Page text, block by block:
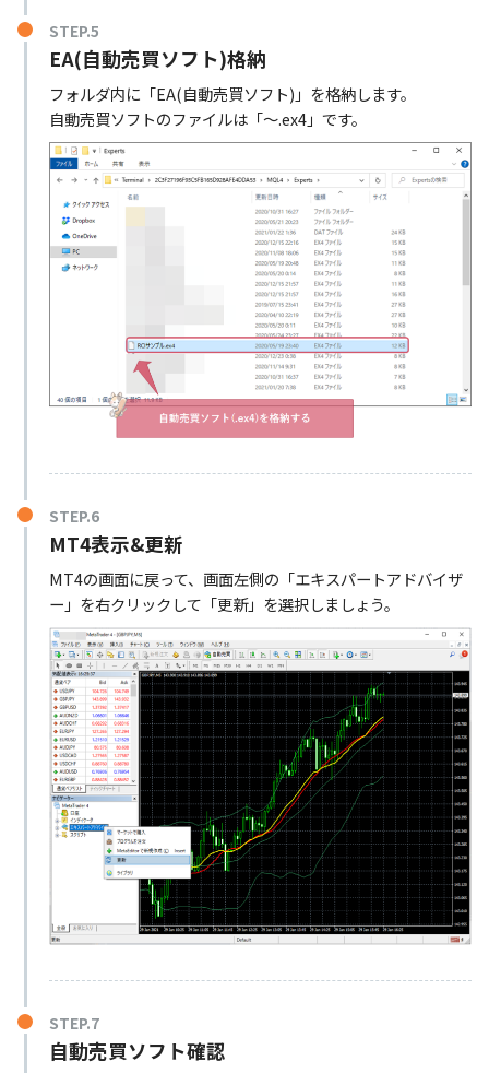
STEP.5
EA(自動売買ソフト)格納
フォルダ内に「EA(自動売買ソフト)」を格納します。
自動売買ソフトのファイルは「～.ex4」です。
STEP.6
MT4表示&更新
MT4の画面に戻って、画面左側の「エキスパートアドバイザ
ー」を右クリックして「更新」を選択しましょう。
STEP.7
自動売買ソフト確認